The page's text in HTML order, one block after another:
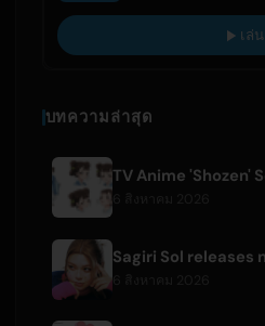
เล่น
บทความล่าสุด